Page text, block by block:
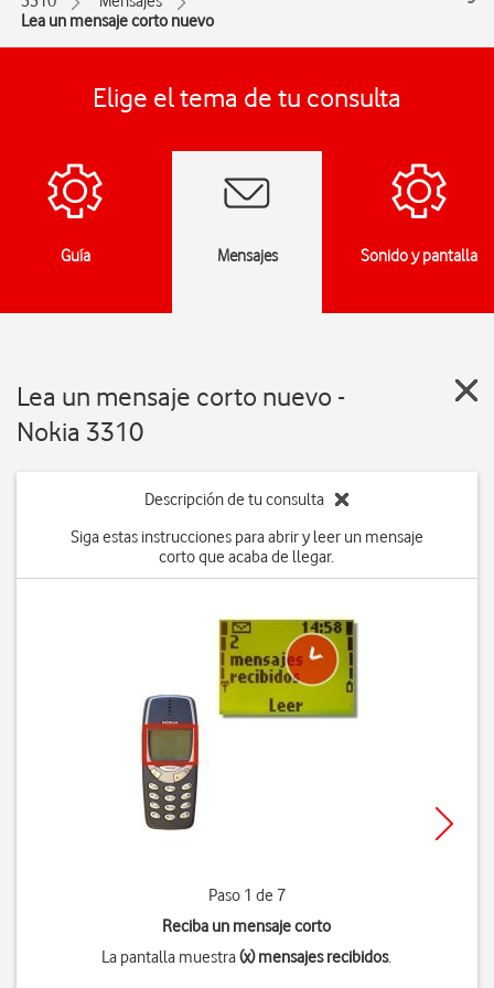
Lea un mensaje corto nuevo
Elige el tema de tu consulta
Guía Mensajes Sonido y pantalla
Lea un mensaje corto nuevo -
Nokia 3310
Descripción de tu consulta
Siga estas instrucciones para abrir y leer un mensaje
corto que acaba de llegar.
Paso 1 de 7
Reciba un mensaje corto
La pantalla muestra(x) mensajes recibidos.